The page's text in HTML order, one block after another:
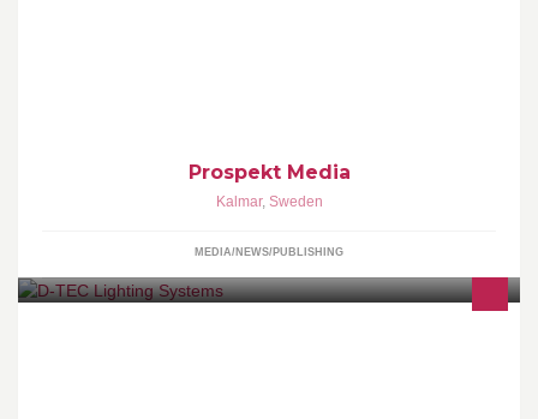
Prospekt Media
Kalmar, Sweden
MEDIA/NEWS/PUBLISHING